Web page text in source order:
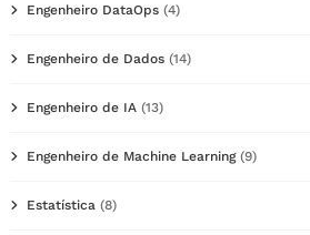
Engenheiro DataOps (4)
Engenheiro de Dados (14)
Engenheiro de IA (13)
Engenheiro de Machine Learning(9)
Estatística (8)